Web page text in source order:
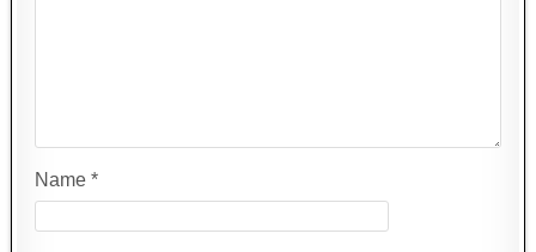
Name*